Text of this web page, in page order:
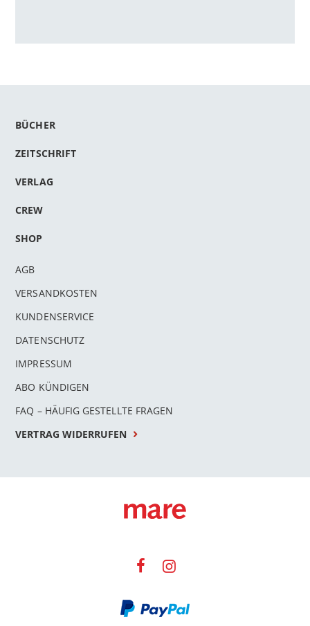
BÜCHER
ZEITSCHRIFT
VERLAG
CREW
SHOP
AGB
VERSANDKOSTEN
KUNDENSERVICE
DATENSCHUTZ
IMPRESSUM
ABO KÜNDIGEN
FAQ – HÄUFIG GESTELLTE FRAGEN
VERTRAG WIDERRUFEN